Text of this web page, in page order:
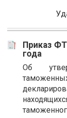
Приказ
года
Об